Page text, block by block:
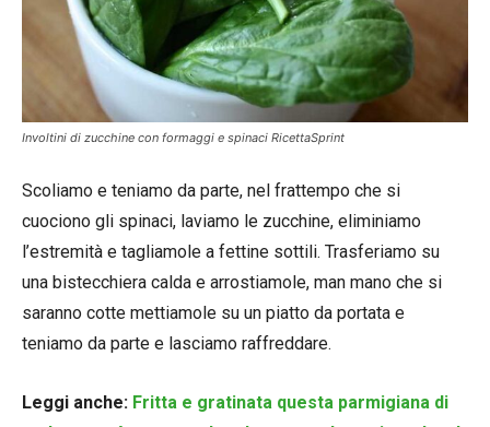
Involtini di zucchine con formaggi e spinaci RicettaSprint
Scoliamo e teniamo da parte, nel frattempo che si
cuociono gli spinaci, laviamo le zucchine, eliminiamo
l’estremità e tagliamole a fettine sottili. Trasferiamo su
una bistecchiera calda e arrostiamole, man mano che si
saranno cotte mettiamole su un piatto da portata e
teniamo da parte e lasciamo raffreddare.
Leggi anche: Fritta e gratinata questa parmigiana di